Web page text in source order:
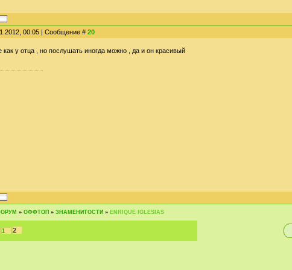
00:05 | Сообщение # 20
как у отца , но послушать иногда можно , да и он красивый
» ОФФТОП » ЗНАМЕНИТОСТИ » ENRIQUE IGLESIAS
1 2